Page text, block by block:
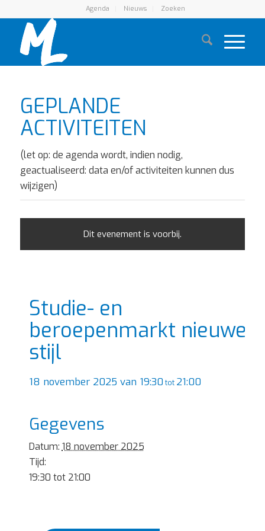
Agenda Nieuws Zoeken
GEPLANDE
ACTIVITEITEN
(let op: de agenda wordt, indien nodig,
geactualiseerd: data en/of activiteiten kunnen dus
wijzigen)
Dit evenement is voorbij.
Studie- en
beroepenmarkt nieuwe
stijl
18 november 2025 van 19:30 tot 21:00
Gegevens
Datum: 18 november 2025
Tijd:
19:30 tot 21:00